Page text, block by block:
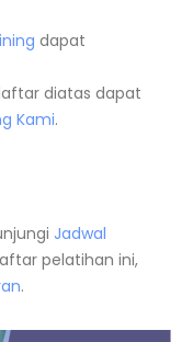
dapat
diatas dapat
Kami.
Jadwal
pelatihan ini,
.